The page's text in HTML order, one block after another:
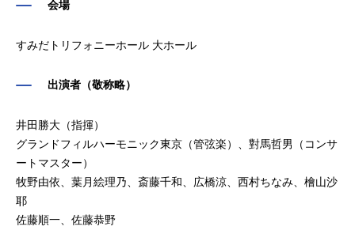
会場
すみだトリフォニーホール 大ホール
出演者（敬称略）
井田勝大（指揮）
グランドフィルハーモニック東京（管弦楽）、對馬哲男（コンサ
ートマスター）
牧野由依、葉月絵理乃、斎藤千和、広橋涼、西村ちなみ、檜山沙
耶
佐藤順一、佐藤恭野